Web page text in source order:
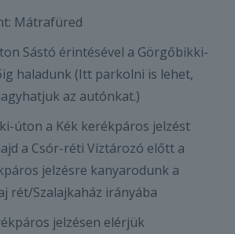
Mátrafüred
Sástó érintésével a Görgőbikki-
haladunk (Itt parkolni is lehet,
az autónkat.)
úton a Kék kerékpáros jelzést
a Csór-réti Víztározó előtt a
jelzésre kanyarodunk a
rét/Szalajkaház irányába
jelzésen elérjük